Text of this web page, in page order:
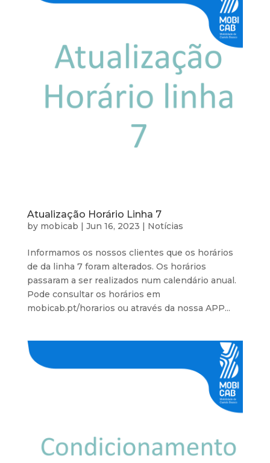
Atualização Horário Linha 7
by mobicab | Jun 16, 2023 | Notícias
Informamos os nossos clientes que os horários
de da linha 7 foram alterados. Os horários
passaram a ser realizados num calendário anual.
Pode consultar os horários em
mobicab.pt/horarios ou através da nossa APP...